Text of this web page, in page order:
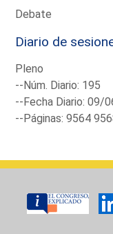
Debate
Diario de
Pleno
--Núm. Diario: 195
--Fecha Diario: 09/
--Páginas: 9564